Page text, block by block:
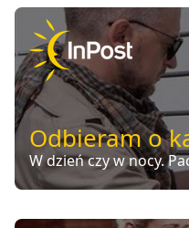
Odbieram o
W dzień czy w nocy.